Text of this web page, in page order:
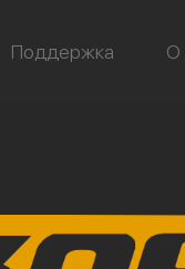
Поддержка О